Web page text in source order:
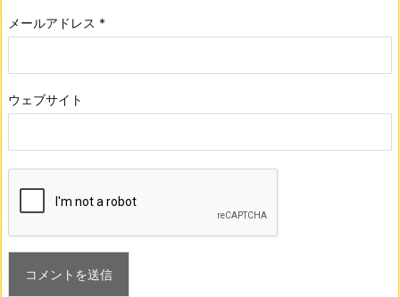
メールアドレス *
ウェブサイト